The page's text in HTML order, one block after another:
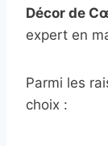
Décor de
expert en
Parmi les
choix :